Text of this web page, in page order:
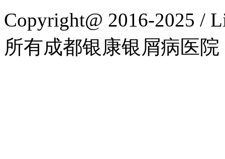
Copyright@ 2016-2025 /
所有成都银康银屑病医院